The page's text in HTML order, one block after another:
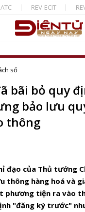
ATC REV-ECIT
số
bãi bỏ quy
bảo lưu
thông
đạo của Thủ tướng
thông hàng hoá và
phương tiện ra vào
"đăng ký trước"